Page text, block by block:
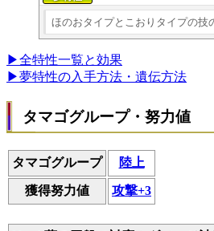
ほのおタイプとこおりタイプの技
▶全特性一覧と効果
▶夢特性の入手方法・遺伝方法
タマゴグループ・努力値
タマゴグループ 陸上
獲得努力値 攻撃+3